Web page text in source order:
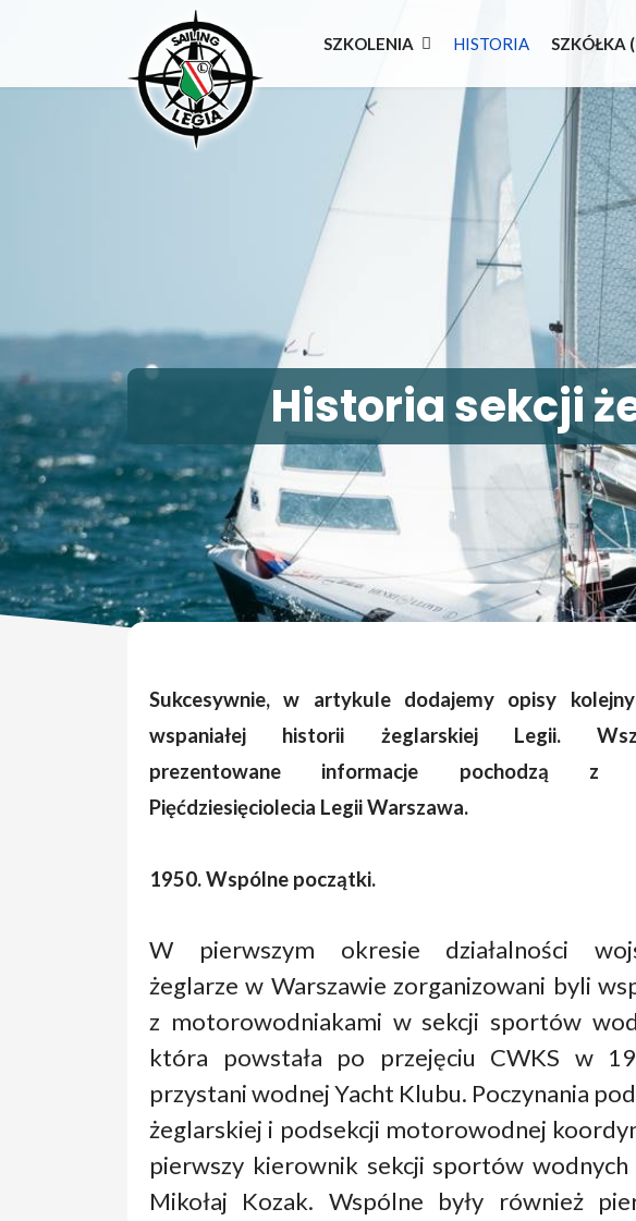
SZKOLENIA HISTORIA SZKÓŁKA
Historia sekcji
Sukcesywnie, w artykule dodajemy opisy
wspaniałej historii żeglarskiej Legii.
prezentowane informacje pochodzą z
Pięćdziesięciolecia Legii Warszawa.
1950. Wspólne początki.
W pierwszym okresie działalności
żeglarze w Warszawie zorganizowani byli
z motorowodniakami w sekcji sportów
która powstała po przejęciu CWKS w
przystani wodnej Yacht Klubu. Poczynania
żeglarskiej i podsekcji motorowodnej
pierwszy kierownik sekcji sportów wodnych
Mikołaj Kozak. Wspólne były również